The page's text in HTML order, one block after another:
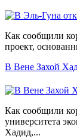
Как сообщили
проект,
В Вене Захой
Как сообщили
университета
Хадид,...